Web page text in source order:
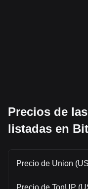
Precios de
listadas en
Precio de Union
Precio de TonUP